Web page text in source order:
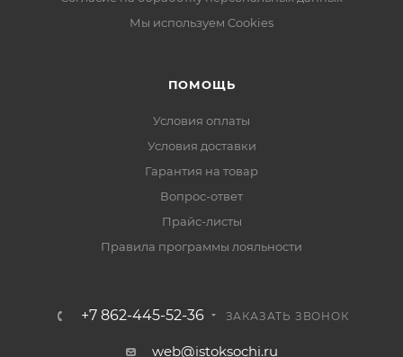
Мы используем Cookies
ПОМОЩЬ
Условия оплаты
Условия доставки
Гарантия на товар
Вопрос-ответ
Прайс-листы
Правила программы лояльности
+7 862-445-52-36 ЗАКАЗАТЬ ЗВОНОК
web@istoksochi.ru